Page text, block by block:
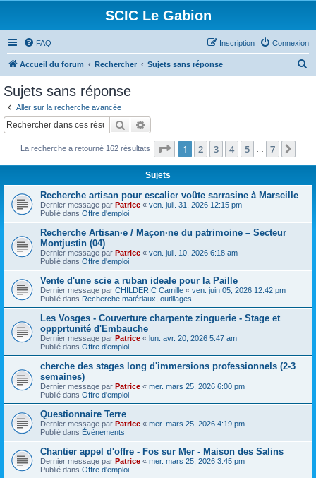
SCIC Le Gabion
FAQ Connexion
Inscription
Accueil du forum Rechercher Sujets sans réponse
c
Sujets sans réponse
Aller sur la recherche avancée
Rechercher
La recherche a retourné 162 résultats Page 1sur7
1 2 3 4 5 7
Sujets
Recherche artisan pour escalier voûte sarrasine à Marseille
Dernier message par Patrice « ven. juil. 31, 2026 12:15 pm
Publié dans Offre d'emploi
Recherche Artisan·e / Maçon·ne du patrimoine – Secteur
Montjustin (04)
Dernier message par Patrice « ven. juil. 10, 2026 6:18 am
Publié dans Offre d'emploi
Vente d'une scie a ruban ideale pour la Paille
Dernier message par CHILDERIC Camille « ven. juin 05, 2026 12:42 pm
Publié dans Recherche matériaux, outillages...
Les Vosges - Couverture charpente zinguerie - Stage et
oppprtunité d'Embauche
Dernier message par Patrice « lun. avr. 20, 2026 5:47 am
Publié dans Offre d'emploi
cherche des stages long d'immersions professionnels (2-3
semaines)
Dernier message par Patrice « mer. mars 25, 2026 6:00 pm
Publié dans Offre d'emploi
Questionnaire Terre
Dernier message par Patrice « mer. mars 25, 2026 4:19 pm
Publié dans Évènements
Chantier appel d'offre - Fos sur Mer - Maison des Salins
Dernier message par Patrice « mer. mars 25, 2026 3:45 pm
Publié dans Offre d'emploi